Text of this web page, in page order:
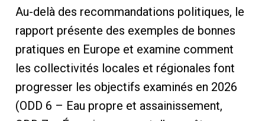
Au-delà des recommandations politiques, le
rapport présente des exemples de bonnes
pratiques en Europe et examine comment
les collectivités locales et régionales font
progresser les objectifs examinés en 2026
(ODD 6 – Eau propre et assainissement,